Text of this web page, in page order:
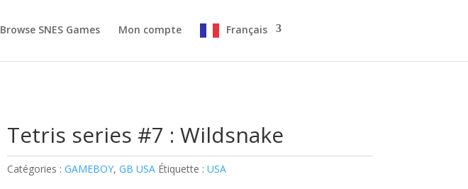
Browse SNES Games Mon compte Français
Tetris series #7 : Wildsnake
Catégories : GAMEBOY, GB USA Étiquette : USA